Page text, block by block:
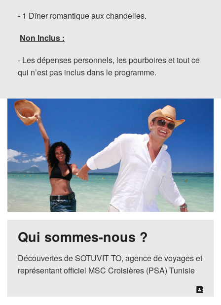
- 1 Dîner romantique aux chandelles.
Non Inclus :
- Les dépenses personnels, les pourboires et tout ce
qui n’est pas inclus dans le programme.
Qui sommes-nous ?
Découvertes de SOTUVIT TO, agence de voyages et
représentant officiel MSC Croisières (PSA) Tunisie